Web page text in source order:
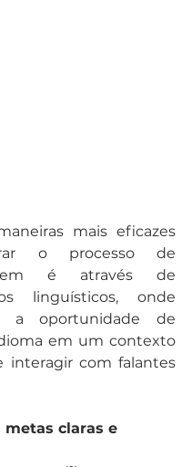
mais eficazes
o processo de
é através de
linguísticos, onde
a oportunidade de
em um contexto
interagir com falantes
metas claras e